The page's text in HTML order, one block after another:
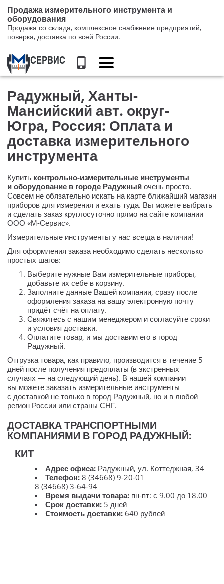
Продажа измерительного инструмента и
оборудования
Продажа со склада, комплексное снабжение предприятий,
поверка, доставка по всей России.
Переключение
навигации
Радужный, Ханты-
Мансийский авт. округ-
Югра, Россия: Оплата и
доставка измерительного
инструмента
Купить контрольно-измерительные инструменты
и оборудование в городе Радужный очень просто.
Совсем не обязательно искать на карте ближайший магазин
приборов для измерения и ехать туда. Вы можете выбрать
и сделать заказ круглосуточно прямо на сайте компании
ООО «М-Сервис».
Измерительные инструменты у нас всегда в наличии!
Для оформления заказа необходимо сделать несколько
простых шагов:
Выберите нужные Вам измерительные приборы,
добавьте их себе в корзину.
Заполните данные Вашей компании, сразу после
оформления заказа на вашу электронную почту
придёт счёт на оплату.
Свяжитесь с нашим менеджером и согласуйте сроки
и условия доставки.
Оплатите товар, и мы доставим его в город
Радужный.
Отгрузка товара, как правило, производится в течение 5
дней после получения предоплаты (в экстренных
случаях — на следующий день). В нашей компании
вы можете заказать измерительные инструменты
с доставкой не только в город Радужный, но и в любой
регион России или страны СНГ.
ДОСТАВКА ТРАНСПОРТНЫМИ
КОМПАНИЯМИ В ГОРОД РАДУЖНЫЙ:
КИТ
Адрес офиса: Радужный, ул. Коттеджная, 34
Телефон: 8 (34668) 9-20-01
8 (34668) 3-64-94
Время выдачи товара: пн-пт: с 9.00 до 18.00
Срок доставки: 5 дней
Cтоимость доставки: 640 рублей